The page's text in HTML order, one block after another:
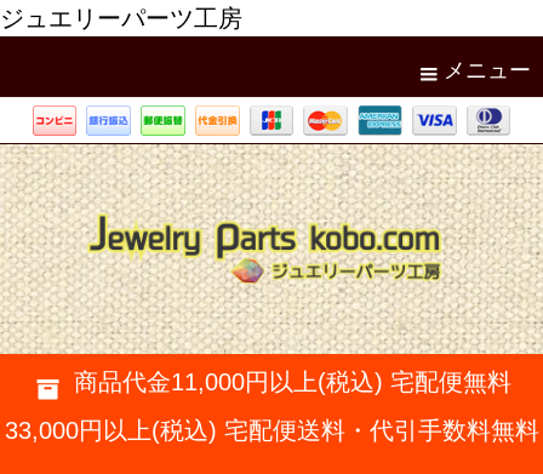
ジュエリーパーツ工房
メニュー
商品代金11,000円以上(税込) 宅配便無料
33,000円以上(税込) 宅配便送料・代引手数料無料